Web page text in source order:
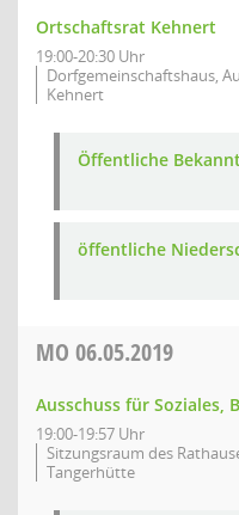
Ortschaftsrat Kehnert
19:00-20:30 Uhr
Dorfgemeinschaftshaus,
Kehnert
Öffentliche
öffentliche
MO 06.05.2019
Ausschuss für Soziales,
19:00-19:57 Uhr
Sitzungsraum des
Tangerhütte